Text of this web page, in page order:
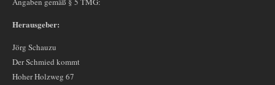
Herausgeber:
Jörg Schauzu
Der Schmied kommt
Hoher Holzweg 67